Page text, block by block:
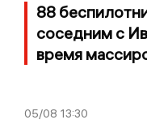
88
соседним с
время
05/08 13:30